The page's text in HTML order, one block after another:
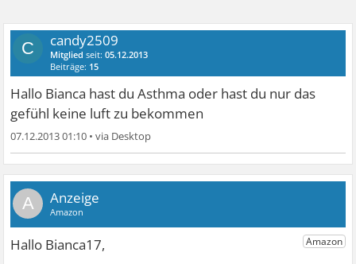
C candy2509
Mitglied seit:05.12.2013
Beiträge: 15
Hallo Bianca hast du Asthma oder hast du nur das
gefühl keine luft zu bekommen
07.12.2013 01:10 •
A